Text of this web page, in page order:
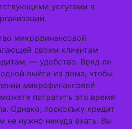
услугами в
микрофинансовой
своим клиентам
— удобство. Вряд ли
выйти из дома, чтобы
микрофинансовой
потратить это время
Однако, поскольку кредит
не нужно никуда ехать. Вы